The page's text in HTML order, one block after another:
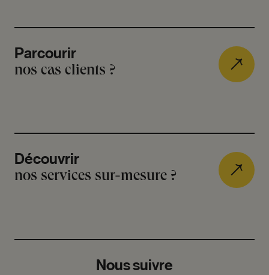
Parcourir
nos cas clients ?
Découvrir
nos services sur-mesure ?
Nous suivre